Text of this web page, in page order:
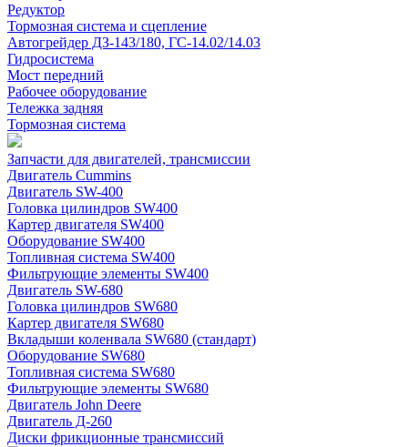
Редуктор
Тормозная система и сцепление
Автогрейдер ДЗ-143/180, ГС-14.02/14.03
Гидросистема
Мост передний
Рабочее оборудование
Тележка задняя
Тормозная система
Запчасти для двигателей, трансмиссии
Двигатель Cummins
Двигатель SW-400
Головка цилиндров SW400
Картер двигателя SW400
Оборудование SW400
Топливная система SW400
Фильтрующие элементы SW400
Двигатель SW-680
Головка цилиндров SW680
Картер двигателя SW680
Вкладыши коленвала SW680 (стандарт)
Оборудование SW680
Топливная система SW680
Фильтрующие элементы SW680
Двигатель John Deere
Двигатель Д-260
Диски фрикционные трансмиссий